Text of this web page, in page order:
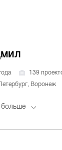
139
Воронеж
больше